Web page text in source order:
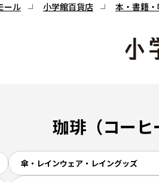
ール 小学館百貨店 本・書籍
珈琲（コー
傘・レインウェア・レイングッズ